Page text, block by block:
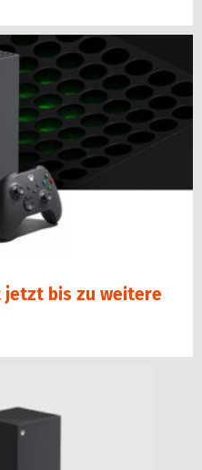
jetzt bis zu weitere